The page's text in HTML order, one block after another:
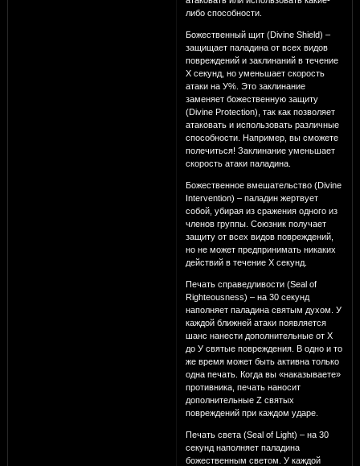
либо способности.
Божественный щит (Divine Shield) –
защищает паладина от всех видов
повреждений и заклинаний в течение
Х секунд, но уменьшает скорость
атаки на У%. Это заклинание
заменяет божественную защиту
(Divine Protection), так как позволяет
атаковать и использовать различные
способности. Например, вы сможете
полечиться! Заклинание уменьшает
скорость атаки паладина.
Божественное вмешательство (Divine
Intervention) – паладин жертвует
собой, убирая из сражения одного из
членов группы. Союзник получает
защиту от всех видов повреждений,
но не может предпринимать никаких
действий в течение Х секунд.
Печать справедливости (Seal of
Righteousness) – на 30 секунд
наполняет паладина святым духом. У
каждой ближней атаки появляется
шанс нанести дополнительные от Х
до У святые повреждения. В одно и то
же время может быть активна только
одна печать. Когда вы «наказываете»
противника, печать наносит
дополнительные Z святых
повреждений при каждом ударе.
Печать света (Seal of Light) – на 30
секунд наполняет паладина
божественным светом. У каждой